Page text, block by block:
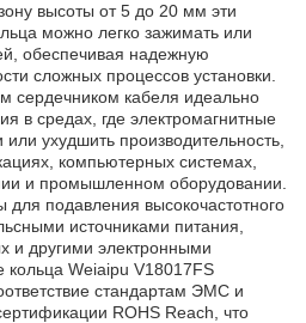
высоты от 5 до 20 мм эти
можно легко зажимать или
обеспечивая надежную
сложных процессов установки.
сердечником кабеля идеально
в средах, где электромагнитные
ухудшить производительность,
компьютерных системах,
и промышленном оборудовании.
подавления высокочастотного
источниками питания,
и другими электронными
кольца Weiaipu V18017FS
стандартам ЭМС и
ROHS Reach, что